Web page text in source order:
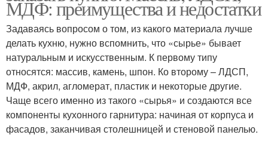
МДФ: преимущества и недостатки
Задаваясь вопросом о том, из какого материала лучше
делать кухню, нужно вспомнить, что «сырье» бывает
натуральным и искусственным. К первому типу
относятся: массив, камень, шпон. Ко второму – ЛДСП,
МДФ, акрил, агломерат, пластик и некоторые другие.
Чаще всего именно из такого «сырья» и создаются все
компоненты кухонного гарнитура: начиная от корпуса и
фасадов, заканчивая столешницей и стеновой панелью.